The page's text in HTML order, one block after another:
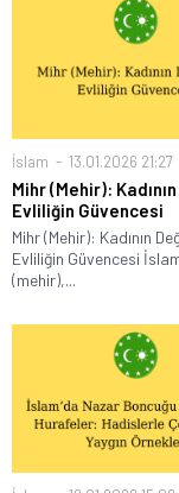
İslam 13.01.2026 21:27
Mihr (Mehir):
Evliliğin Güvencesi
Mihr (Mehir): Kadının
Evliliğin Güvencesi
(mehir),...